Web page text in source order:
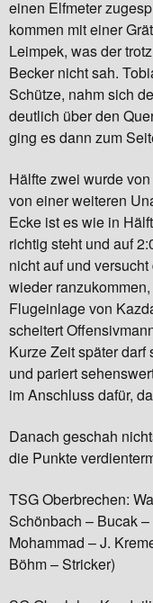
einen Elfmeter
kommen mit einer
Leimpek, was der
Becker nicht sah.
Schütze, nahm sich
deutlich über den
ging es dann zum
Hälfte zwei wurde
von einer weiteren
Ecke ist es wie in
richtig steht und auf
nicht auf und
wieder
Flugeinlage von
scheitert
Kurze Zeit später
und pariert
im Anschluss dafür,
Danach geschah
die Punkte
TSG Oberbrechen:
Schönbach – Bucak
Mohammad – J.
Böhm – Stricker)